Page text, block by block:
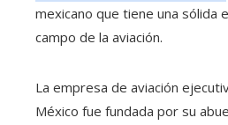
mexicano que tiene una sólida
campo de la aviación.
La empresa de aviación
México fue fundada por su